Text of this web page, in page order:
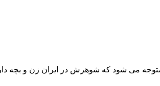
می شود که شوهرش در ایران زن و بچه